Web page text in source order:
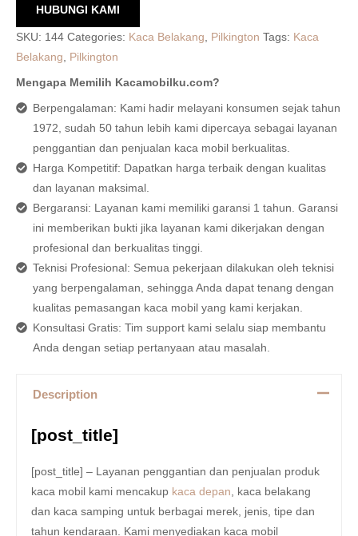
HUBUNGI KAMI
SKU: 144 Categories: Kaca Belakang, Pilkington Tags: Kaca
Belakang, Pilkington
Mengapa Memilih Kacamobilku.com?
Berpengalaman: Kami hadir melayani konsumen sejak tahun
1972, sudah 50 tahun lebih kami dipercaya sebagai layanan
penggantian dan penjualan kaca mobil berkualitas.
Harga Kompetitif: Dapatkan harga terbaik dengan kualitas
dan layanan maksimal.
Bergaransi: Layanan kami memiliki garansi 1 tahun. Garansi
ini memberikan bukti jika layanan kami dikerjakan dengan
profesional dan berkualitas tinggi.
Teknisi Profesional: Semua pekerjaan dilakukan oleh teknisi
yang berpengalaman, sehingga Anda dapat tenang dengan
kualitas pemasangan kaca mobil yang kami kerjakan.
Konsultasi Gratis: Tim support kami selalu siap membantu
Anda dengan setiap pertanyaan atau masalah.
Description
[post_title]
[post_title] – Layanan penggantian dan penjualan produk
kaca mobil kami mencakup kaca depan , kaca belakang
dan kaca samping untuk berbagai merek, jenis, tipe dan
tahun kendaraan. Kami menyediakan kaca mobil